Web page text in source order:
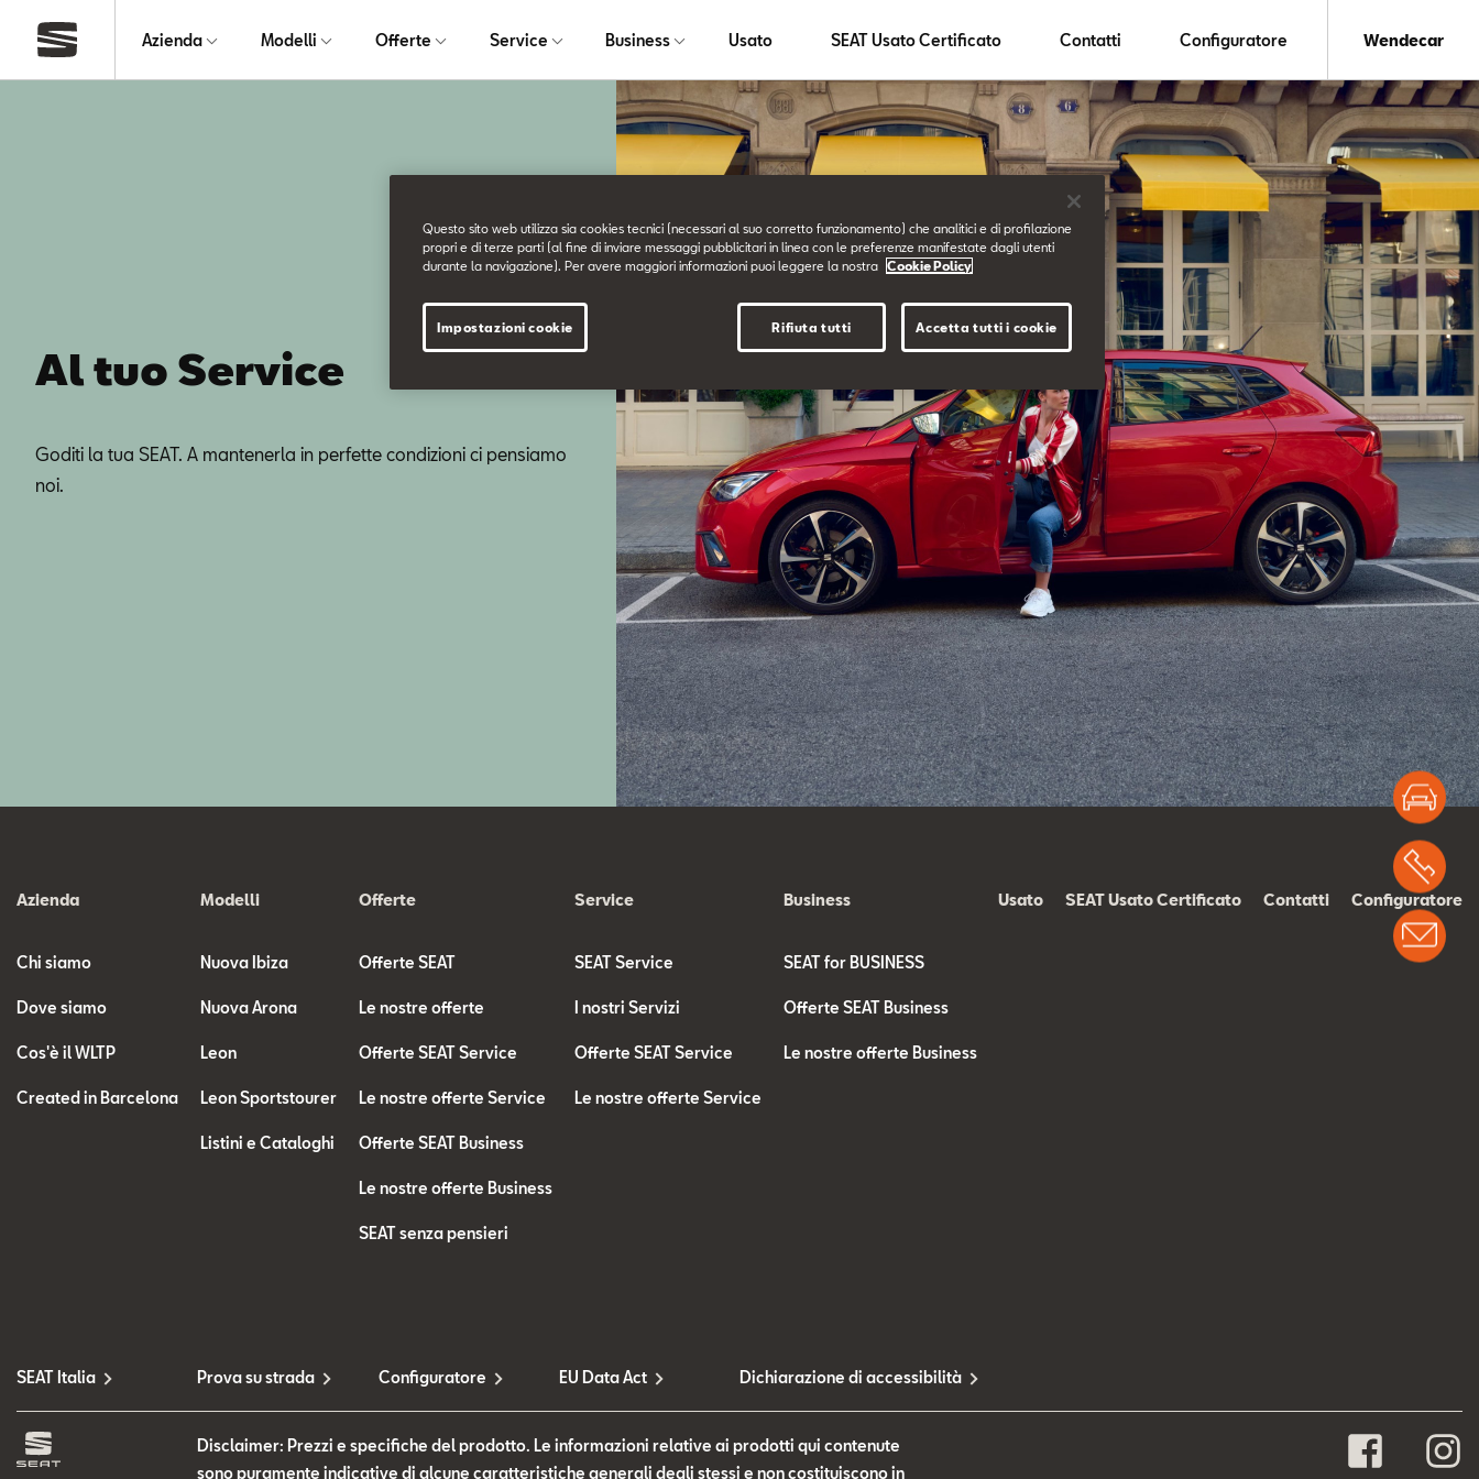
Azienda Modelli Offerte Service Business Usato SEAT Usato Certificato Contatti Configuratore Wendecar
Al tuo Service
Goditi la tua SEAT. A mantenerla in perfette condizioni ci pensiamo
noi.
Azienda
Chi siamo
Dove siamo
Cos'è il WLTP
Created in Barcelona
Modelli
Nuova Ibiza
Nuova Arona
Leon
Leon Sportstourer
Listini e Cataloghi
Offerte
Offerte SEAT
Le nostre offerte
Offerte SEAT Service
Le nostre offerte Service
Offerte SEAT Business
Le nostre offerte Business
SEAT senza pensieri
Service
SEAT Service
I nostri Servizi
Offerte SEAT Service
Le nostre offerte Service
Business
SEAT for BUSINESS
Offerte SEAT Business
Le nostre offerte Business
Usato SEAT Usato Certificato Contatti Configuratore
SEAT Italia Prova su strada Configuratore EU Data Act Dichiarazione di accessibilità
Disclaimer: Prezzi e specifiche del prodotto. Le informazioni relative ai prodotti qui contenute
sono puramente indicative di alcune caratteristiche generali degli stessi e non costituiscono in
Questo sito web utilizza sia cookies tecnici (necessari al suo corretto funzionamento) che analitici e di profilazione
propri e di terze parti (al fine di inviare messaggi pubblicitari in linea con le preferenze manifestate dagli utenti
durante la navigazione). Per avere maggiori informazioni puoi leggere la nostra
Cookie Policy
Rifiuta tutti Accetta tutti i cookie
Impostazioni cookie